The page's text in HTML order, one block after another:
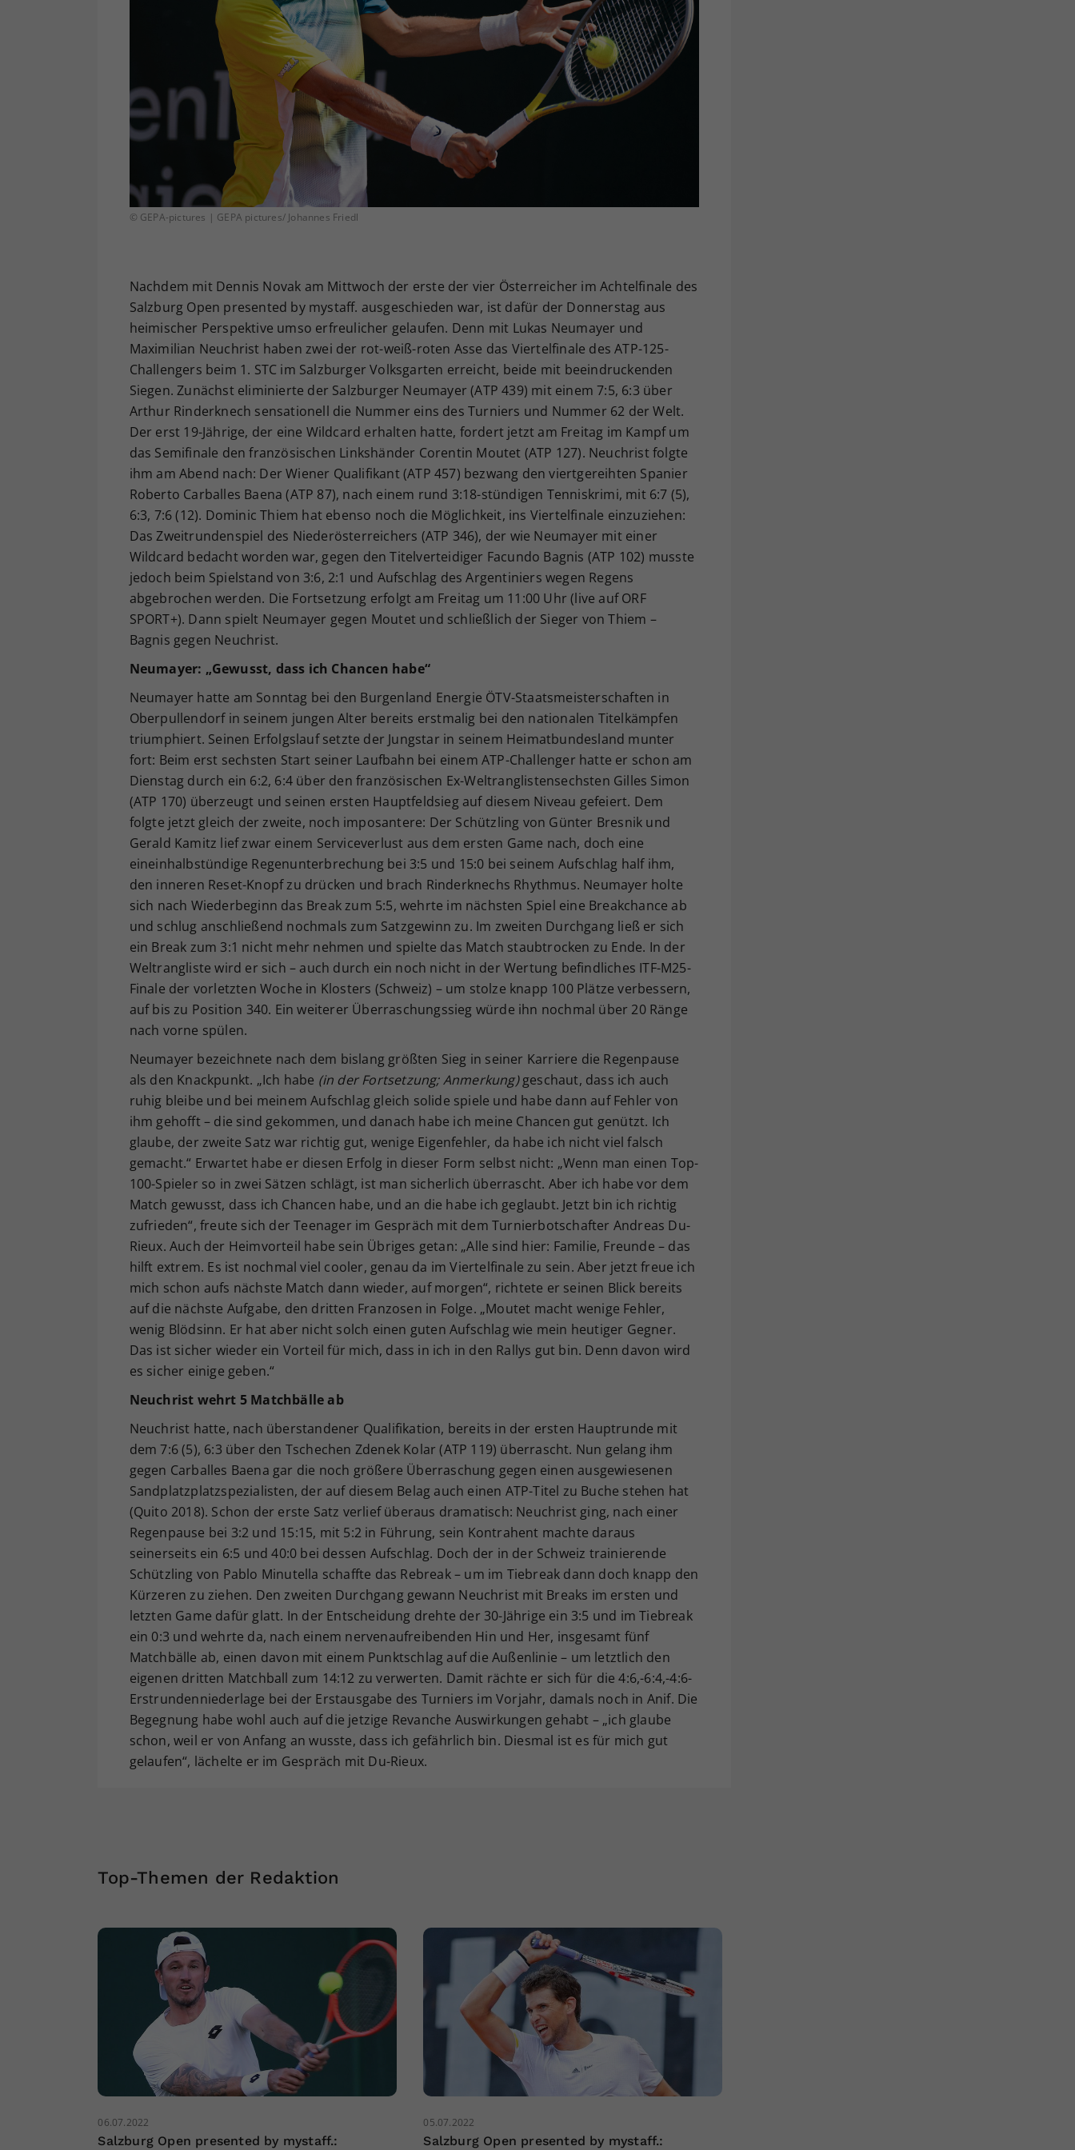
© GEPA-pictures | GEPA pictures/ Johannes Friedl
Nachdem mit Dennis Novak am Mittwoch der erste der vier Österreicher im Achtelfinale des
Salzburg Open presented by mystaff. ausgeschieden war, ist dafür der Donnerstag aus
heimischer Perspektive umso erfreulicher gelaufen. Denn mit Lukas Neumayer und
Maximilian Neuchrist haben zwei der rot-weiß-roten Asse das Viertelfinale des ATP-125-
Challengers beim 1. STC im Salzburger Volksgarten erreicht, beide mit beeindruckenden
Siegen. Zunächst eliminierte der Salzburger Neumayer (ATP 439) mit einem 7:5, 6:3 über
Arthur Rinderknech sensationell die Nummer eins des Turniers und Nummer 62 der Welt.
Der erst 19-Jährige, der eine Wildcard erhalten hatte, fordert jetzt am Freitag im Kampf um
das Semifinale den französischen Linkshänder Corentin Moutet (ATP 127). Neuchrist folgte
ihm am Abend nach: Der Wiener Qualifikant (ATP 457) bezwang den viertgereihten Spanier
Roberto Carballes Baena (ATP 87), nach einem rund 3:18-stündigen Tenniskrimi, mit 6:7 (5),
6:3, 7:6 (12). Dominic Thiem hat ebenso noch die Möglichkeit, ins Viertelfinale einzuziehen:
Das Zweitrundenspiel des Niederösterreichers (ATP 346), der wie Neumayer mit einer
Wildcard bedacht worden war, gegen den Titelverteidiger Facundo Bagnis (ATP 102) musste
jedoch beim Spielstand von 3:6, 2:1 und Aufschlag des Argentiniers wegen Regens
abgebrochen werden. Die Fortsetzung erfolgt am Freitag um 11:00 Uhr (live auf ORF
SPORT+). Dann spielt Neumayer gegen Moutet und schließlich der Sieger von Thiem –
Bagnis gegen Neuchrist.
Neumayer: „Gewusst, dass ich Chancen habe“
Neumayer hatte am Sonntag bei den Burgenland Energie ÖTV-Staatsmeisterschaften in
Oberpullendorf in seinem jungen Alter bereits erstmalig bei den nationalen Titelkämpfen
triumphiert. Seinen Erfolgslauf setzte der Jungstar in seinem Heimatbundesland munter
fort: Beim erst sechsten Start seiner Laufbahn bei einem ATP-Challenger hatte er schon am
Dienstag durch ein 6:2, 6:4 über den französischen Ex-Weltranglistensechsten Gilles Simon
(ATP 170) überzeugt und seinen ersten Hauptfeldsieg auf diesem Niveau gefeiert. Dem
folgte jetzt gleich der zweite, noch imposantere: Der Schützling von Günter Bresnik und
Gerald Kamitz lief zwar einem Serviceverlust aus dem ersten Game nach, doch eine
eineinhalbstündige Regenunterbrechung bei 3:5 und 15:0 bei seinem Aufschlag half ihm,
den inneren Reset-Knopf zu drücken und brach Rinderknechs Rhythmus. Neumayer holte
sich nach Wiederbeginn das Break zum 5:5, wehrte im nächsten Spiel eine Breakchance ab
und schlug anschließend nochmals zum Satzgewinn zu. Im zweiten Durchgang ließ er sich
ein Break zum 3:1 nicht mehr nehmen und spielte das Match staubtrocken zu Ende. In der
Weltrangliste wird er sich – auch durch ein noch nicht in der Wertung befindliches ITF-M25-
Finale der vorletzten Woche in Klosters (Schweiz) – um stolze knapp 100 Plätze verbessern,
auf bis zu Position 340. Ein weiterer Überraschungssieg würde ihn nochmal über 20 Ränge
nach vorne spülen.
Neumayer bezeichnete nach dem bislang größten Sieg in seiner Karriere die Regenpause
als den Knackpunkt. „Ich habe (in der Fortsetzung; Anmerkung)geschaut, dass ich auch
ruhig bleibe und bei meinem Aufschlag gleich solide spiele und habe dann auf Fehler von
ihm gehofft – die sind gekommen, und danach habe ich meine Chancen gut genützt. Ich
glaube, der zweite Satz war richtig gut, wenige Eigenfehler, da habe ich nicht viel falsch
gemacht.“ Erwartet habe er diesen Erfolg in dieser Form selbst nicht: „Wenn man einen Top-
100-Spieler so in zwei Sätzen schlägt, ist man sicherlich überrascht. Aber ich habe vor dem
Match gewusst, dass ich Chancen habe, und an die habe ich geglaubt. Jetzt bin ich richtig
zufrieden“, freute sich der Teenager im Gespräch mit dem Turnierbotschafter Andreas Du-
Rieux. Auch der Heimvorteil habe sein Übriges getan: „Alle sind hier: Familie, Freunde – das
hilft extrem. Es ist nochmal viel cooler, genau da im Viertelfinale zu sein. Aber jetzt freue ich
mich schon aufs nächste Match dann wieder, auf morgen“, richtete er seinen Blick bereits
auf die nächste Aufgabe, den dritten Franzosen in Folge. „Moutet macht wenige Fehler,
wenig Blödsinn. Er hat aber nicht solch einen guten Aufschlag wie mein heutiger Gegner.
Das ist sicher wieder ein Vorteil für mich, dass in ich in den Rallys gut bin. Denn davon wird
es sicher einige geben.“
Neuchrist wehrt 5 Matchbälle ab
Neuchrist hatte, nach überstandener Qualifikation, bereits in der ersten Hauptrunde mit
dem 7:6 (5), 6:3 über den Tschechen Zdenek Kolar (ATP 119) überrascht. Nun gelang ihm
gegen Carballes Baena gar die noch größere Überraschung gegen einen ausgewiesenen
Sandplatzplatzspezialisten, der auf diesem Belag auch einen ATP-Titel zu Buche stehen hat
(Quito 2018). Schon der erste Satz verlief überaus dramatisch: Neuchrist ging, nach einer
Regenpause bei 3:2 und 15:15, mit 5:2 in Führung, sein Kontrahent machte daraus
seinerseits ein 6:5 und 40:0 bei dessen Aufschlag. Doch der in der Schweiz trainierende
Schützling von Pablo Minutella schaffte das Rebreak – um im Tiebreak dann doch knapp den
Kürzeren zu ziehen. Den zweiten Durchgang gewann Neuchrist mit Breaks im ersten und
letzten Game dafür glatt. In der Entscheidung drehte der 30-Jährige ein 3:5 und im Tiebreak
ein 0:3 und wehrte da, nach einem nervenaufreibenden Hin und Her, insgesamt fünf
Matchbälle ab, einen davon mit einem Punktschlag auf die Außenlinie – um letztlich den
eigenen dritten Matchball zum 14:12 zu verwerten. Damit rächte er sich für die 4:6,-6:4,-4:6-
Erstrundenniederlage bei der Erstausgabe des Turniers im Vorjahr, damals noch in Anif. Die
Begegnung habe wohl auch auf die jetzige Revanche Auswirkungen gehabt – „ich glaube
schon, weil er von Anfang an wusste, dass ich gefährlich bin. Diesmal ist es für mich gut
gelaufen“, lächelte er im Gespräch mit Du-Rieux.
Top-Themen der Redaktion
06.07.2022
Salzburg Open presented by mystaff.:
05.07.2022
Salzburg Open presented by mystaff.:
Ihrer vorgenommen Einstellungen, falls der
Webseiten-Betreiber dies eingestellt hat.